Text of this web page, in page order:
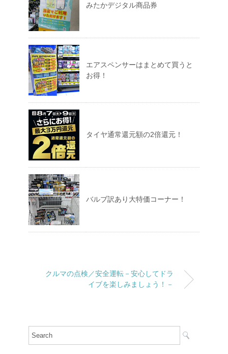
みたかデジタル商品券
エアスペンサーはまとめて買うと
お得！
タイヤ通常還元額の2倍還元！
バルブ訳あり大特価コーナー！
クルマの点検／安全運転－安心してドラ
イブを楽しみましょう！－